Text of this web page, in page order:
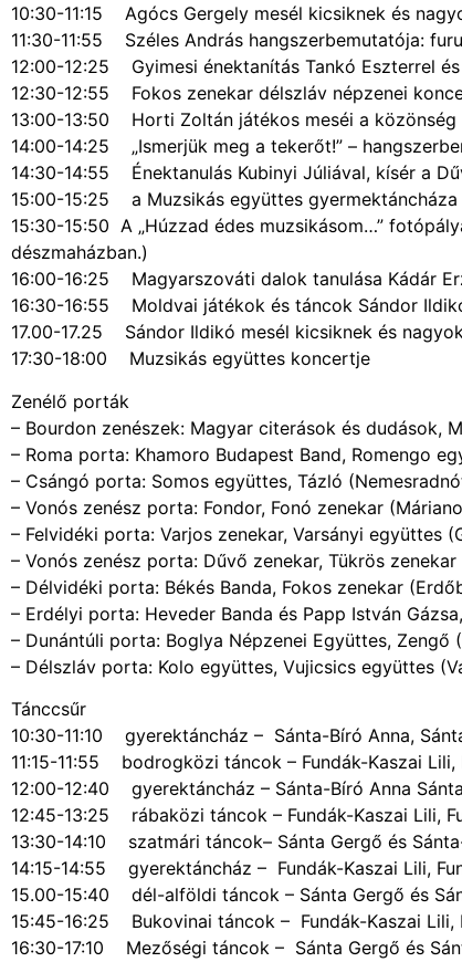
10:30-11:15 Agócs Gergely mesél kicsiknek és
11:30-11:55 Széles András hangszerbemutatója:
12:00-12:25 Gyimesi énektanítás Tankó Eszterrel
12:30-12:55 Fokos zenekar délszláv népzenei
13:00-13:50 Horti Zoltán játékos meséi a közönség
14:00-14:25 „Ismerjük meg a tekerőt!” –
14:30-14:55 Énektanulás Kubinyi Júliával, kísér a
15:00-15:25 a Muzsikás együttes gyermektáncháza
15:30-15:50 A „Húzzad édes muzsikásom…”
dészmaházban.)
16:00-16:25 Magyarszováti dalok tanulása Kádár
16:30-16:55 Moldvai játékok és táncok Sándor
17.00-17.25 Sándor Ildikó mesél kicsiknek és
17:30-18:00 Muzsikás együttes koncertje
Zenélő porták
– Bourdon zenészek: Magyar citerások és dudások,
– Roma porta: Khamoro Budapest Band, Romengo
– Csángó porta: Somos együttes, Tázló
– Vonós zenész porta: Fondor, Fonó zenekar
– Felvidéki porta: Varjos zenekar, Varsányi együttes
– Vonós zenész porta: Dűvő zenekar, Tükrös
– Délvidéki porta: Békés Banda, Fokos zenekar
– Erdélyi porta: Heveder Banda és Papp István
– Dunántúli porta: Boglya Népzenei Együttes, Zengő
– Délszláv porta: Kolo együttes, Vujicsics együttes
Tánccsűr
10:30-11:10 gyerektáncház – Sánta-Bíró Anna,
11:15-11:55 bodrogközi táncok – Fundák-Kaszai Lili,
12:00-12:40 gyerektáncház – Sánta-Bíró Anna
12:45-13:25 rábaközi táncok – Fundák-Kaszai Lili,
13:30-14:10 szatmári táncok– Sánta Gergő és
14:15-14:55 gyerektáncház – Fundák-Kaszai Lili,
15.00-15:40 dél-alföldi táncok – Sánta Gergő és
15:45-16:25 Bukovinai táncok – Fundák-Kaszai Lili,
16:30-17:10 Mezőségi táncok – Sánta Gergő és